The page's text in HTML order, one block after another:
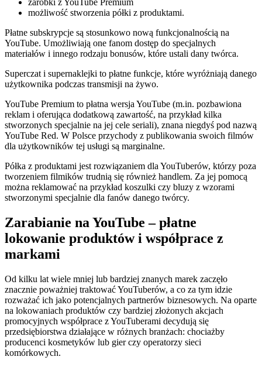
zarobki z YouTube Premium
możliwość stworzenia półki z produktami.
Płatne subskrypcje są stosunkowo nową funkcjonalnością na
YouTube. Umożliwiają one fanom dostęp do specjalnych
materiałów i innego rodzaju bonusów, które ustali dany twórca.
Superczat i supernaklejki to płatne funkcje, które wyróżniają danego
użytkownika podczas transmisji na żywo.
YouTube Premium to płatna wersja YouTube (m.in. pozbawiona
reklam i oferująca dodatkową zawartość, na przykład kilka
stworzonych specjalnie na jej cele seriali), znana niegdyś pod nazwą
YouTube Red. W Polsce przychody z publikowania swoich filmów
dla użytkowników tej usługi są marginalne.
Półka z produktami jest rozwiązaniem dla YouTuberów, którzy poza
tworzeniem filmików trudnią się również handlem. Za jej pomocą
można reklamować na przykład koszulki czy bluzy z wzorami
stworzonymi specjalnie dla fanów danego twórcy.
Zarabianie na YouTube – płatne
lokowanie produktów i współprace z
markami
Od kilku lat wiele mniej lub bardziej znanych marek zaczęło
znacznie poważniej traktować YouTuberów, a co za tym idzie
rozważać ich jako potencjalnych partnerów biznesowych. Na oparte
na lokowaniach produktów czy bardziej złożonych akcjach
promocyjnych współprace z YouTuberami decydują się
przedsiębiorstwa działające w różnych branżach: chociażby
producenci kosmetyków lub gier czy operatorzy sieci
komórkowych.